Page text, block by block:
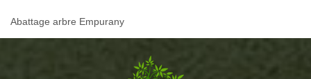
Abattage arbre Empurany